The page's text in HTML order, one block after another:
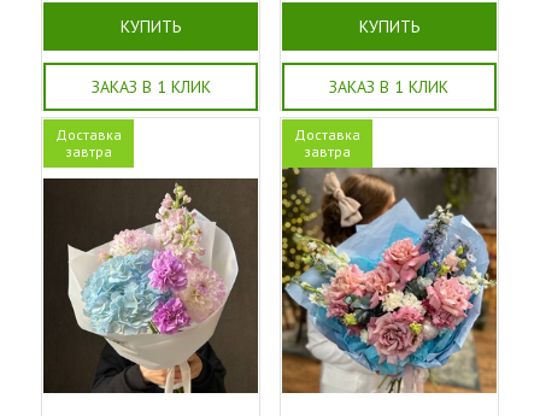
КУПИТЬ
ЗАКАЗ В 1 КЛИК
КУПИТЬ
ЗАКАЗ В 1 КЛИК
Доставка
завтра
Доставка
завтра